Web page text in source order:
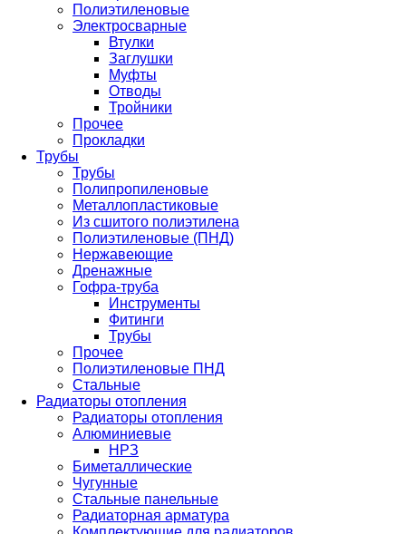
Полиэтиленовые
Электросварные
Втулки
Заглушки
Муфты
Отводы
Тройники
Прочее
Прокладки
Трубы
Трубы
Полипропиленовые
Металлопластиковые
Из сшитого полиэтилена
Полиэтиленовые (ПНД)
Нержавеющие
Дренажные
Гофра-труба
Инструменты
Фитинги
Трубы
Прочее
Полиэтиленовые ПНД
Стальные
Радиаторы отопления
Радиаторы отопления
Алюминиевые
НРЗ
Биметаллические
Чугунные
Стальные панельные
Радиаторная арматура